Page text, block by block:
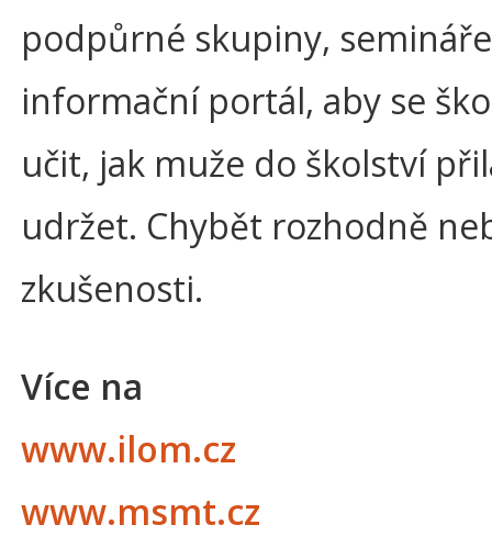
podpůrné skupiny,
informační portál, aby se
učit, jak muže do školství
udržet. Chybět rozhodně
zkušenosti.
Více na
www.ilom.cz
www.msmt.cz